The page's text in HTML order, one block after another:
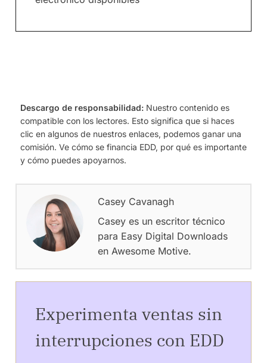
Descargo de responsabilidad: Nuestro contenido es
compatible con los lectores. Esto significa que si haces
clic en algunos de nuestros enlaces, podemos ganar una
comisión. Ve cómo se financia EDD, por qué es importante
y cómo puedes apoyarnos.
Casey Cavanagh
Casey es un escritor técnico
para Easy Digital Downloads
en Awesome Motive.
Experimenta ventas sin
interrupciones con EDD